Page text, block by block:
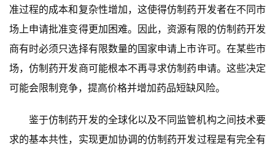
准过程的成本和复杂性增加，这使得仿制药开发者在不同市
场上申请批准变得更加困难。因此，资源有限的仿制药开发
商有时必须只选择有限数量的国家申请上市许可。在某些市
场，仿制药开发商可能根本不再寻求仿制药申请。这些决定
可能会限制竞争，提高价格并增加药品短缺风险。
鉴于仿制药开发的全球化以及不同监管机构之间技术要
求的基本共性，实现更加协调的仿制药开发过程是有完全有